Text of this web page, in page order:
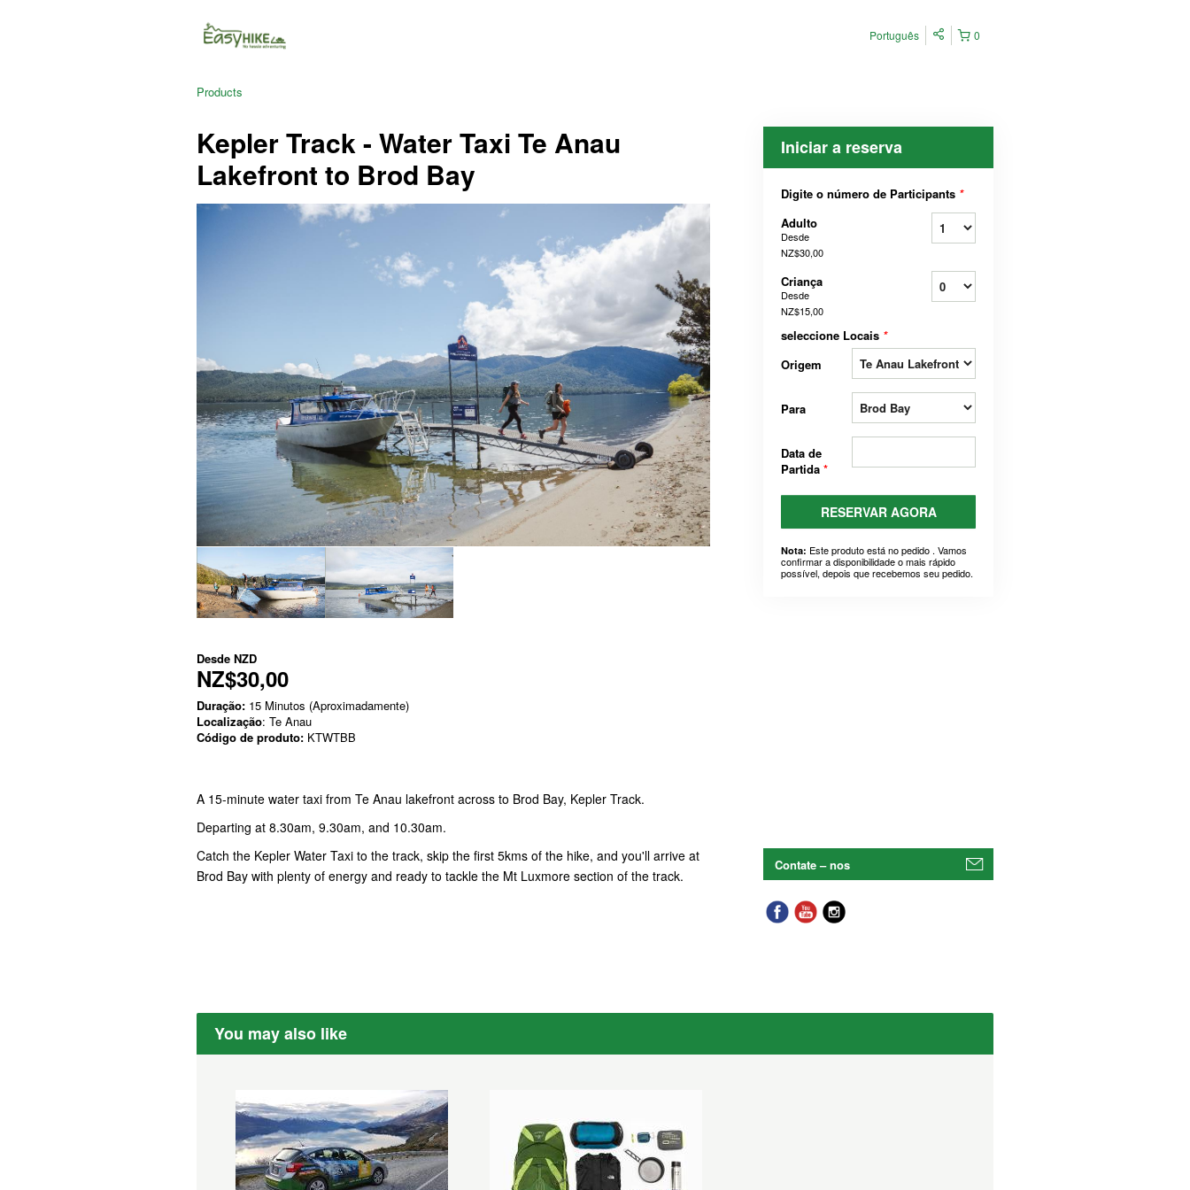
0
Português
Products
Kepler Track - Water Taxi Te Anau
Lakefront to Brod Bay
Desde NZD
NZ$30,00
Duração: 15 Minutos (Aproximadamente)
Localização: Te Anau
Código de produto: KTWTBB
A 15-minute water taxi from Te Anau lakefront across to Brod Bay, Kepler Track.
Departing at 8.30am, 9.30am, and 10.30am.
Catch the Kepler Water Taxi to the track, skip the first 5kms of the hike, and you'll arrive at
Brod Bay with plenty of energy and ready to tackle the Mt Luxmore section of the track.
Iniciar a reserva
Digite o número de Participants *
Adulto
Desde
NZ$30,00
Criança
Desde
NZ$15,00
seleccione Locais *
Origem
Para
Data de
Partida *
RESERVAR AGORA
Nota: Este produto está no pedido . Vamos
confirmar a disponibilidade o mais rápido
possível, depois que recebemos seu pedido.
Contate – nos
You may also like